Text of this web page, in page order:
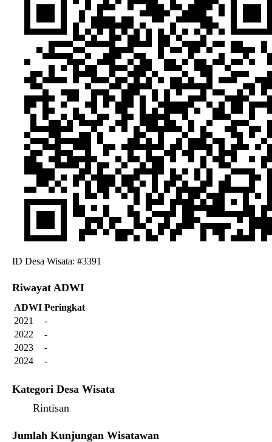
ID Desa Wisata: #3391
Riwayat ADWI
ADWI Peringkat
2021
-
2022
-
2023
-
2024
-
Kategori Desa Wisata
Rintisan
Jumlah Kunjungan Wisatawan